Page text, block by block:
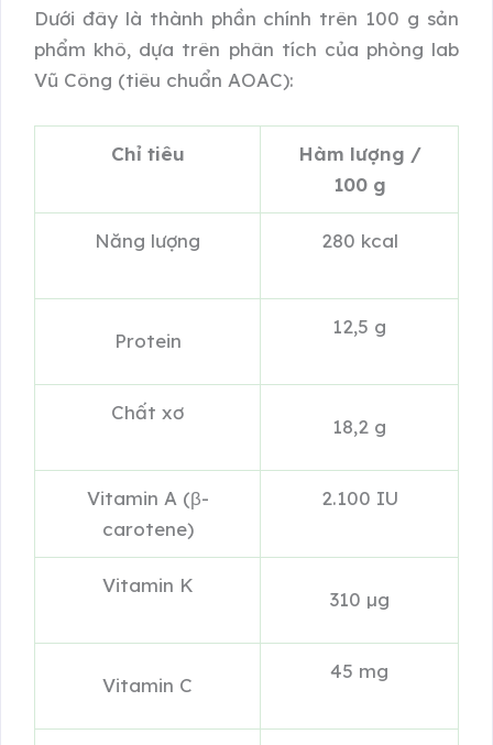
Dưới đây là thành phần chính trên 100 g sản
phẩm khô, dựa trên phân tích của phòng lab
Vũ Công (tiêu chuẩn AOAC):
Chỉ tiêu
Hàm lượng /
100 g
Năng lượng 280 kcal
Protein
12,5 g
Chất xơ
18,2 g
Vitamin A (β-
carotene)
2.100 IU
Vitamin K
310 µg
Vitamin C
45 mg